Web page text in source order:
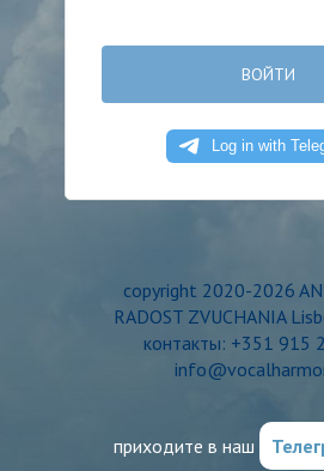
ВОЙТИ
copyright 2020-2026
RADOST ZVUCHANIA
контакты: +351 915
приходите в наш